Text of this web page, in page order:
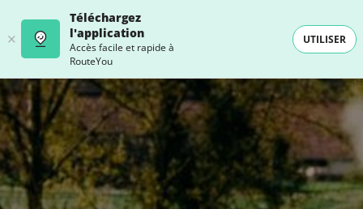
Téléchargez
l'application
Accès facile et rapide à
RouteYou
UTILISER